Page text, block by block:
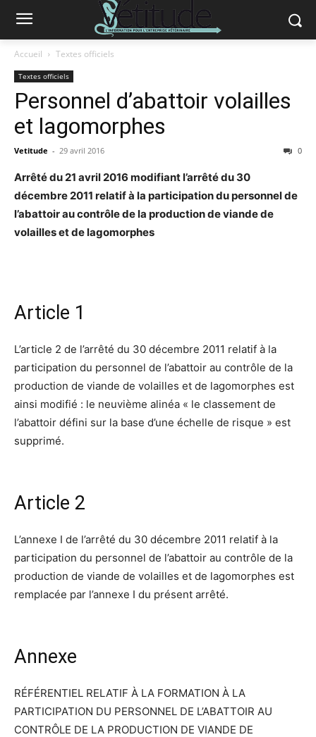
Accueil Textes officiels
Textes officiels
Personnel d’abattoir volailles
et lagomorphes
Vetitude - 29 avril 2016 0
Arrêté du 21 avril 2016 modifiant l’arrêté du 30
décembre 2011 relatif à la participation du personnel de
l’abattoir au contrôle de la production de viande de
volailles et de lagomorphes
Article 1
L’article 2 de l’arrêté du 30 décembre 2011 relatif à la
participation du personnel de l’abattoir au contrôle de la
production de viande de volailles et de lagomorphes est
ainsi modifié : le neuvième alinéa « le classement de
l’abattoir défini sur la base d’une échelle de risque » est
supprimé.
Article 2
L’annexe I de l’arrêté du 30 décembre 2011 relatif à la
participation du personnel de l’abattoir au contrôle de la
production de viande de volailles et de lagomorphes est
remplacée par l’annexe I du présent arrêté.
Annexe
RÉFÉRENTIEL RELATIF À LA FORMATION À LA
PARTICIPATION DU PERSONNEL DE L’ABATTOIR AU
CONTRÔLE DE LA PRODUCTION DE VIANDE DE